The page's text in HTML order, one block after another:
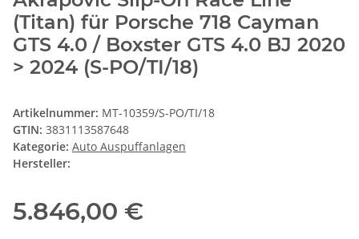
(Titan) für Porsche 718 Cayman
GTS 4.0 / Boxster GTS 4.0 BJ 2020
> 2024 (S-PO/TI/18)
Artikelnummer: MT-10359/S-PO/TI/18
GTIN: 3831113587648
Kategorie: Auto Auspuffanlagen
Hersteller:
5.846,00 €